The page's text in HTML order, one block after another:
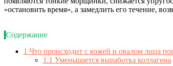
«остановить время», а замедлить его течение,
Содержание
1 Что происходит с кожей и овалом лица
1.1 Уменьшается выработка коллагена